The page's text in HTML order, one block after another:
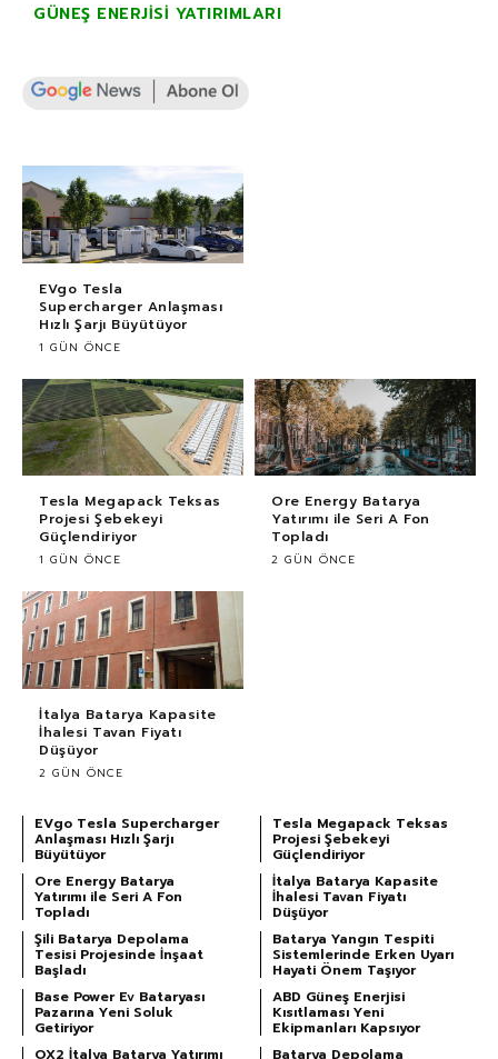
GÜNEŞ ENERJISI YATIRIMLARI
EVgo Tesla
Supercharger Anlaşması
Hızlı Şarjı Büyütüyor
1 GÜN ÖNCE
Tesla Megapack Teksas
Projesi Şebekeyi
Güçlendiriyor
1 GÜN ÖNCE
Ore Energy Batarya
Yatırımı ile Seri A Fon
Topladı
2 GÜN ÖNCE
İtalya Batarya Kapasite
İhalesi Tavan Fiyatı
Düşüyor
2 GÜN ÖNCE
EVgo Tesla Supercharger
Anlaşması Hızlı Şarjı
Büyütüyor
Tesla Megapack Teksas
Projesi Şebekeyi
Güçlendiriyor
Ore Energy Batarya
Yatırımı ile Seri A Fon
Topladı
İtalya Batarya Kapasite
İhalesi Tavan Fiyatı
Düşüyor
Şili Batarya Depolama
Tesisi Projesinde İnşaat
Başladı
Batarya Yangın Tespiti
Sistemlerinde Erken Uyarı
Hayati Önem Taşıyor
Base Power Ev Bataryası
Pazarına Yeni Soluk
Getiriyor
ABD Güneş Enerjisi
Kısıtlaması Yeni
Ekipmanları Kapsıyor
OX2 İtalya Batarya Yatırımı
Batarya Depolama